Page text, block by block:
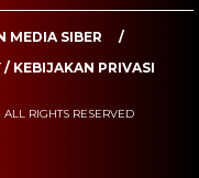
MEDIA SIBER
/ KEBIJAKAN PRIVASI
RIGHTS RESERVED